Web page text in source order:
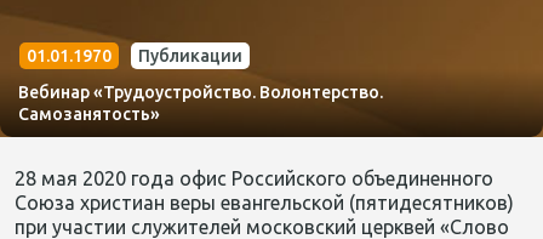
01.01.1970
Публикации
Вебинар «Трудоустройство. Волонтерство.
Самозанятость»
28 мая 2020 года офис Российского объединенного
Союза христиан веры евангельской (пятидесятников)
при участии служителей московский церквей «Слово